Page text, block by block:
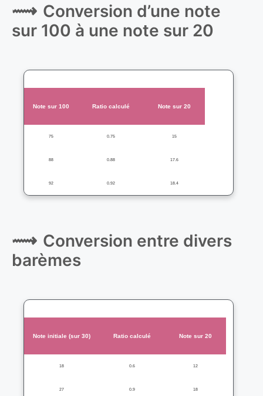
Conversion d’une note
sur 100 à une note sur 20
Note sur 100 Ratio calculé Note sur 20
75 0.75 15
88 0.88 17.6
92 0.92 18.4
Conversion entre divers
barèmes
Note initiale (sur 30) Ratio calculé Note sur 20
18 0.6 12
27 0.9 18